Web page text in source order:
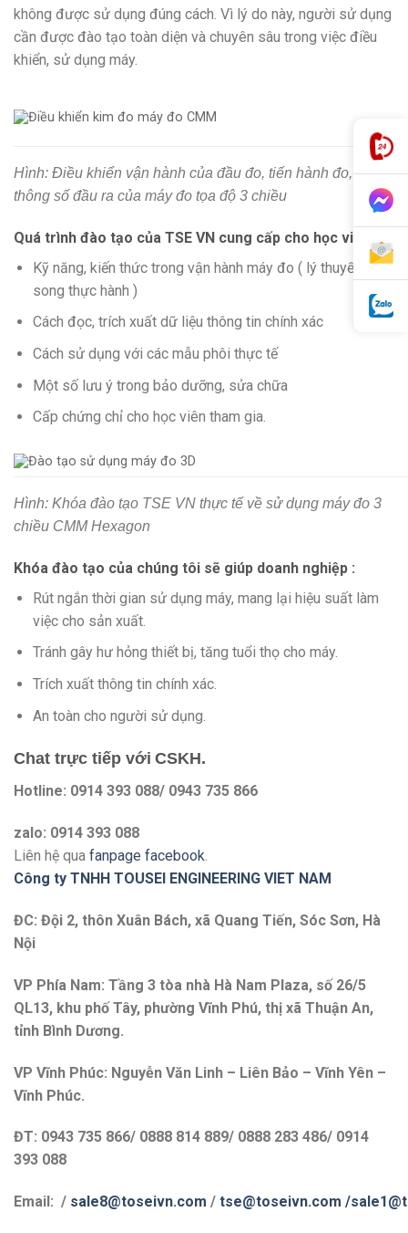
không được sử dụng đúng cách. Vì lý do này, người sử dụng
cần được đào tạo toàn diện và chuyên sâu trong việc điều
khiển, sử dụng máy.
Hình: Điều khiển vận hành của đầu đo, tiến hành đo, đọc
thông số đầu ra của máy đo tọa độ 3 chiều
Quá trình đào tạo của TSE VN cung cấp cho học viên :
Kỹ năng, kiến thức trong vận hành máy đo ( lý thuyết song
song thực hành )
Cách đọc, trích xuất dữ liệu thông tin chính xác
Cách sử dụng với các mẫu phôi thực tế
Một số lưu ý trong bảo dưỡng, sửa chữa
Cấp chứng chỉ cho học viên tham gia.
Hình: Khóa đào tạo TSE VN thực tế về sử dụng máy đo 3
chiều CMM Hexagon
Khóa đào tạo của chúng tôi sẽ giúp doanh nghiệp :
Rút ngắn thời gian sử dụng máy, mang lại hiệu suất làm
việc cho sản xuất.
Tránh gây hư hỏng thiết bị, tăng tuổi thọ cho máy.
Trích xuất thông tin chính xác.
An toàn cho người sử dụng.
Chat trực tiếp với CSKH.
Hotline: 0914 393 088/ 0943 735 866
zalo: 0914 393 088
Liên hệ qua fanpage facebook.
Công ty TNHH TOUSEI ENGINEERING VIET NAM
ĐC: Đội 2, thôn Xuân Bách, xã Quang Tiến, Sóc Sơn, Hà
Nội
VP Phía Nam: Tầng 3 tòa nhà Hà Nam Plaza, số 26/5
QL13, khu phố Tây, phường Vĩnh Phú, thị xã Thuận An,
tỉnh Bình Dương.
VP Vĩnh Phúc: Nguyễn Văn Linh – Liên Bảo – Vĩnh Yên –
Vĩnh Phúc.
ĐT: 0943 735 866/ 0888 814 889/ 0888 283 486/ 0914
393 088
Email: / sale8@toseivn.com / tse@toseivn.com /